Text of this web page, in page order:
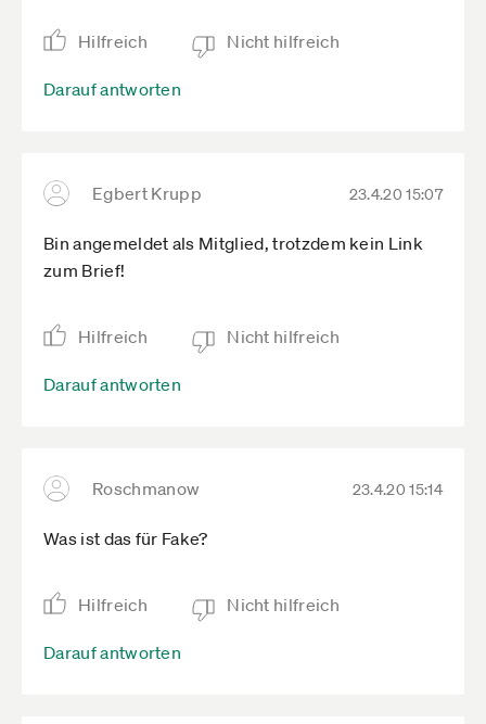
Hilfreich Nicht hilfreich
Darauf antworten
Egbert Krupp 23.4.20 15:07
Bin angemeldet als Mitglied, trotzdem kein Link
zum Brief!
Hilfreich Nicht hilfreich
Darauf antworten
Roschmanow 23.4.20 15:14
Was ist das für Fake?
Hilfreich Nicht hilfreich
Darauf antworten